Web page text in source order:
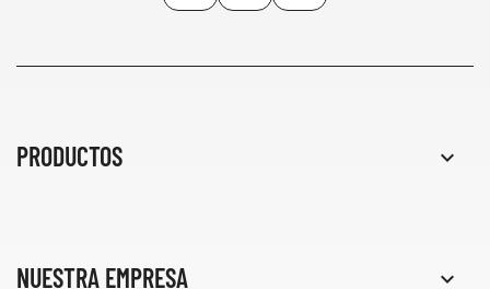
PRODUCTOS 
NUESTRA EMPRESA 